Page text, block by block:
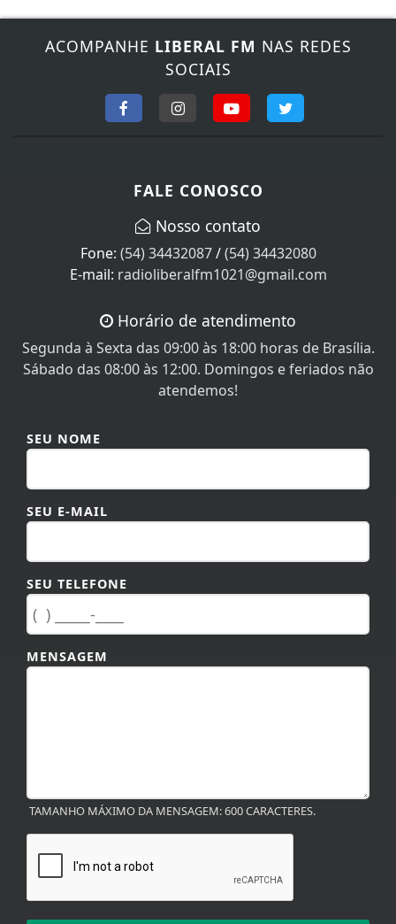
SOCIAIS
(54) 34432087/(54) 34432080
E-mail: radioliberalfm1021@gmail.com
Segunda à Sexta das 09:00 às 18:00 horas de Brasília.
Sábado das 08:00 às 12:00. Domingos e feriados não
atendemos!
SEU E-MAIL
SEU TELEFONE
MENSAGEM